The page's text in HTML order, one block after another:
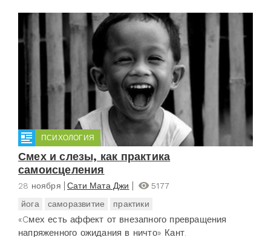
ПСИХОЛОГИЯ
Смех и слезы, как практика
самоисцеления
28 ноября Сати Мата Джи
5177
йога
саморазвитие практики
«Cмех есть аффект от внезапного превращения
напряженного ожидания в ничто» Кант.